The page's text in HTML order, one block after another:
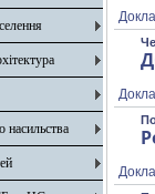
насильства